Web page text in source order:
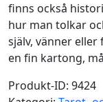
finns också
hur man tolkar
själv, vänner
en fin kartong,
Produkt-ID: 9424